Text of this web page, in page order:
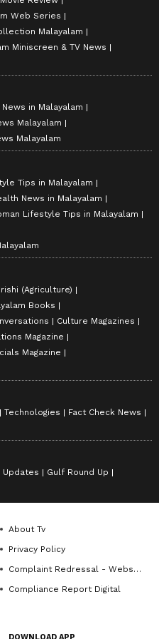
Web Series
Malayalam
Miniscreen & TV News
in Malayalam
Malayalam
Malayalam
Tips in Malayalam
News in Malayalam
Lifestyle Tips in Malayalam
(Agriculture)
Books
Culture Magazines
Magazine
Magazine
Technologies
Fact Check News
Updates
Gulf Round Up
About Tv
Privacy Policy
Complaint Redressal - Website
Compliance Report Digital
DOWNLOAD APP